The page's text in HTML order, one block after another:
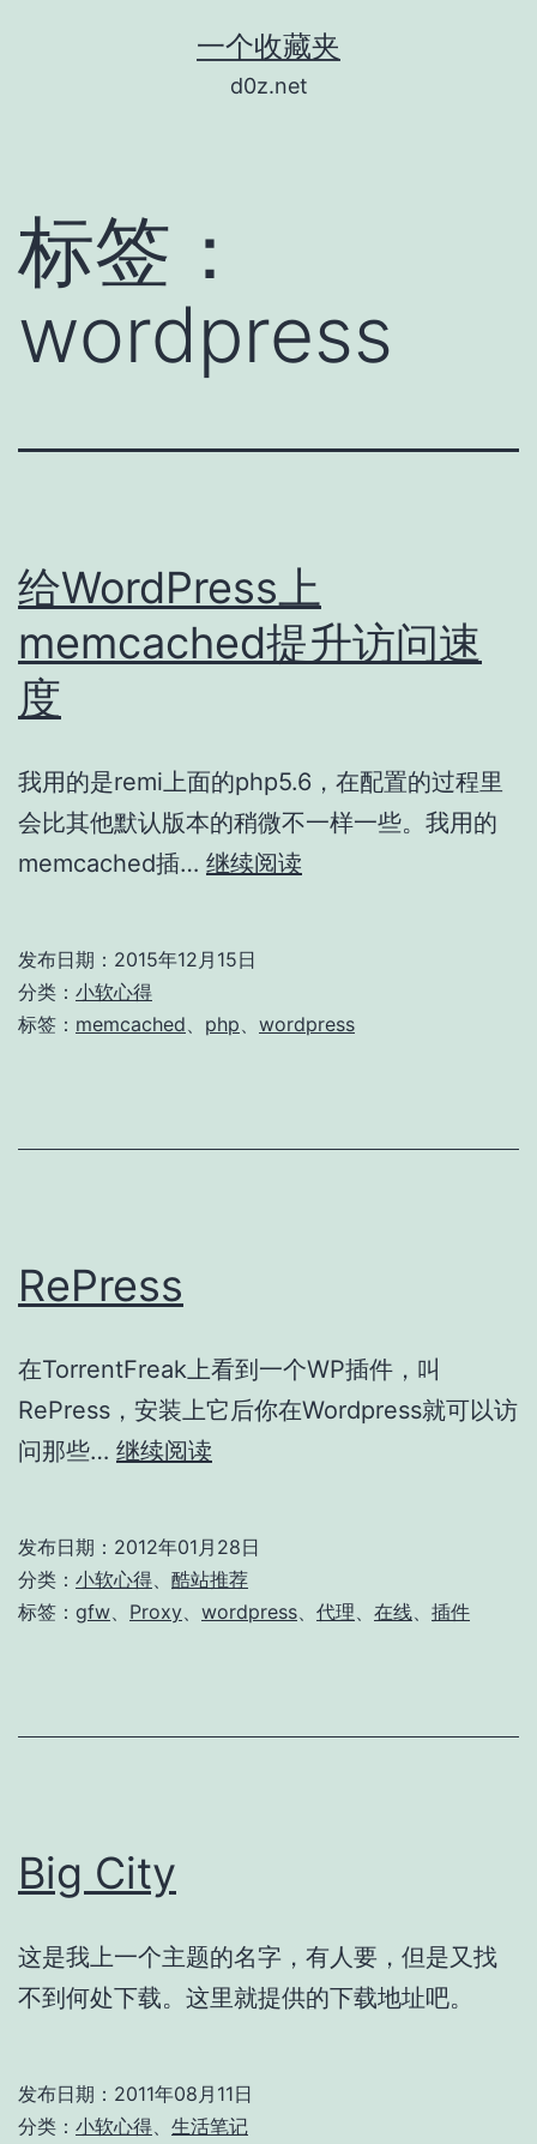
一个收藏夹
d0z.net
标签：
wordpress
给WordPress上
memcached提升访问速
度
我用的是remi上面的php5.6，在配置的过程里
会比其他默认版本的稍微不一样一些。我用的
memcached插… 继续阅读
提
问
发布日期： 2015年12月15日
分类： 小软心得
标签： memcached php wordpress
RePress
在TorrentFreak上看到一个WP插件，叫
RePress，安装上它后你在Wordpress就可以访
问那些… 继续阅读
发布日期： 2012年01月28日
分类： 小软心得
酷站推荐
标签： gfw Proxy wordpress 代理 在线 插件
Big City
这是我上一个主题的名字，有人要，但是又找
不到何处下载。这里就提供的下载地址吧。
发布日期： 2011年08月11日
分类： 小软心得
生活笔记